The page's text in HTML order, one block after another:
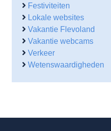
Festiviteiten
Lokale websites
Vakantie Flevoland
Vakantie webcams
Verkeer
Wetenswaardigheden